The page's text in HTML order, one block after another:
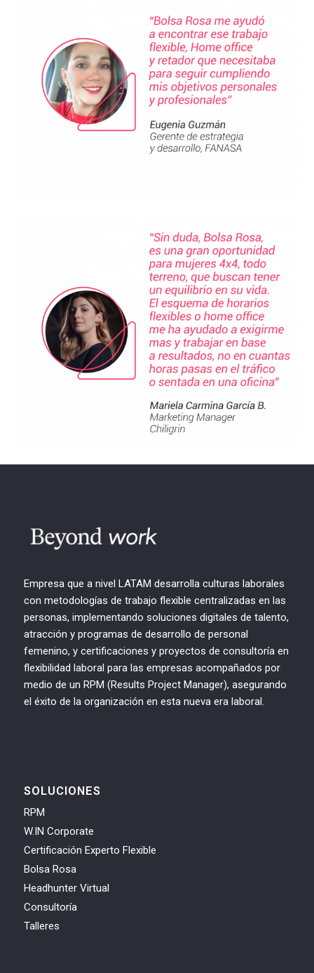
Empresa que a nivel LATAM desarrolla culturas laborales
con metodologías de trabajo flexible centralizadas en las
personas, implementando soluciones digitales de talento,
atracción y programas de desarrollo de personal
femenino, y certificaciones y proyectos de consultoría en
flexibilidad laboral para las empresas acompañados por
medio de un RPM (Results Project Manager), asegurando
el éxito de la organización en esta nueva era laboral.
SOLUCIONES
RPM
W.IN Corporate
Certificación Experto Flexible
Bolsa Rosa
Headhunter Virtual
Consultoría
Talleres